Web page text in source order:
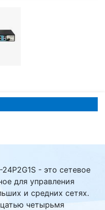
- это сетевое
для управления
и средних сетях.
четырьмя